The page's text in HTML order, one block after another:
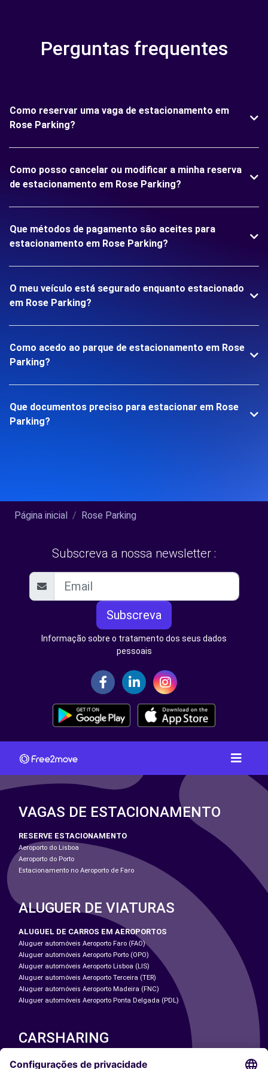
Perguntas frequentes
Como reservar uma vaga de estacionamento em
Rose Parking?
Como posso cancelar ou modificar a minha reserva
de estacionamento em Rose Parking?
Que métodos de pagamento são aceites para
estacionamento em Rose Parking?
O meu veículo está segurado enquanto estacionado
em Rose Parking?
Como acedo ao parque de estacionamento em Rose
Parking?
Que documentos preciso para estacionar em Rose
Parking?
Página inicial Rose Parking
Subscreva a nossa newsletter :
Subscreva
Informação sobre o tratamento dos seus dados
pessoais
VAGAS DE ESTACIONAMENTO
RESERVE ESTACIONAMENTO
Aeroporto do Lisboa
Aeroporto do Porto
Estacionamento no Aeroporto de Faro
ALUGUER DE VIATURAS
ALUGUEL DE CARROS EM AEROPORTOS
Aluguer automóveis Aeroporto Faro (FAO)
Aluguer automóveis Aeroporto Porto (OPO)
Aluguer automóveis Aeroporto Lisboa (LIS)
Aluguer automóveis Aeroporto Terceira (TER)
Aluguer automóveis Aeroporto Madeira (FNC)
Aluguer automóveis Aeroporto Ponta Delgada (PDL)
CARSHARING
NOSSAS CIDADES